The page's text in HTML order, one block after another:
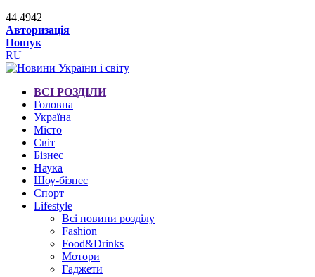
44.4942
Авторизація
Пошук
RU
ВСІ РОЗДІЛИ
Головна
Україна
Місто
Світ
Бізнес
Наука
Шоу-бізнес
Спорт
Lifestyle
Всі новини розділу
Fashion
Food&Drinks
Мотори
Гаджети